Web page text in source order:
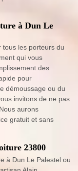
à Dun Le
tous les porteurs du
qui vous
des
pour
démoussage ou du
invitons de ne pas
aurons
gratuit et sans
23800
à Dun Le Palestel ou